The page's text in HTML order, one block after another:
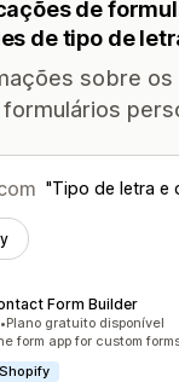
de
de tipo de
sobre
Tipo de letra e
Form Builder
avaliações
•Plano gratuito disponível
form app for custom